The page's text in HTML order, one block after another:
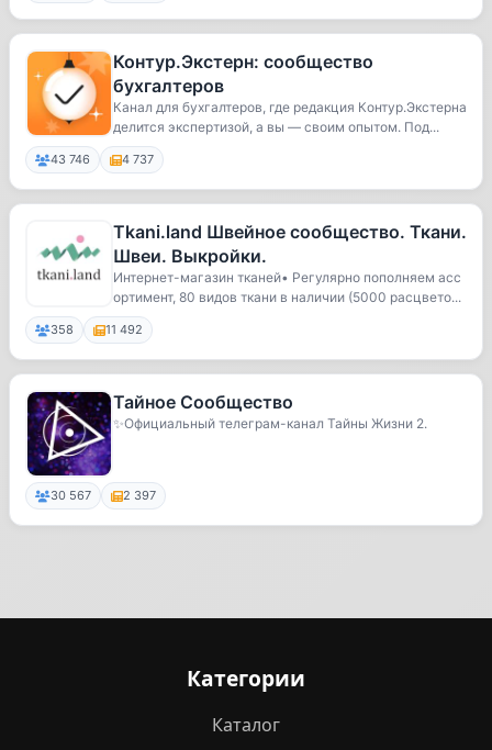
Контур.Экстерн: сообщество
бухгалтеров
Канал для бухгалтеров, где редакция Контур.Экстерна
делится экспертизой, а вы — своим опытом. Под...
43 746 4 737
Tkani.land Швейное сообщество. Ткани.
Швеи. Выкройки.
Интернет-магазин тканей• Регулярно пополняем асс
ортимент, 80 видов ткани в наличии (5000 расцвето...
358 11 492
Тайное Сообщество
✨️Официальный телеграм-канал Тайны Жизни 2.
30 567 2 397
Категории
Каталог